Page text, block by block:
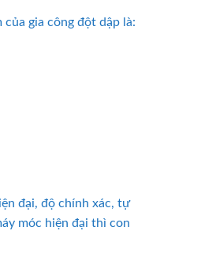
gia công đột dập là:
đại, độ chính xác, tự
móc hiện đại thì con